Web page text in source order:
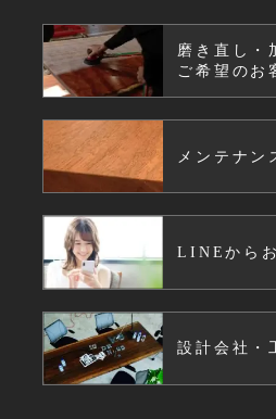
磨き直し・
ご希望のお
メンテナン
LINEから
設計会社・